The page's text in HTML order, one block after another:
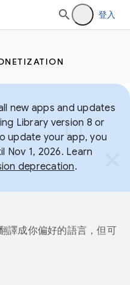
登入
new apps and updates
Library version 8 or
update your app, you
Nov 1, 2026. Learn
deprecation.
譯成你偏好的語言，但可